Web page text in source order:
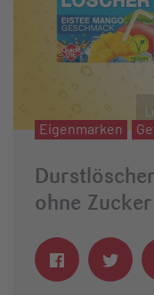
Eigenmarken
ohne Zucker